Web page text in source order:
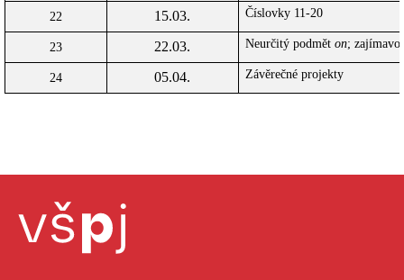
22 15.03. Číslovky 11-20
23 22.03. Neurčitý podmět on;
24 05.04. Závěrečné projekty